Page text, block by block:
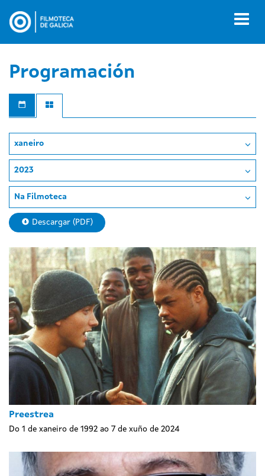
contido
Programación
xaneiro
2023
Na Filmoteca
Descargar (PDF)
Preestrea
Do 1 de xaneiro de 1992 ao 7 de xuño de 2024